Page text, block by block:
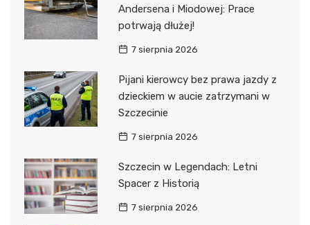
Andersena i Miodowej: Prace
potrwają dłużej!
7 sierpnia 2026
Pijani kierowcy bez prawa jazdy z
dzieckiem w aucie zatrzymani w
Szczecinie
7 sierpnia 2026
Szczecin w Legendach: Letni
Spacer z Historią
7 sierpnia 2026